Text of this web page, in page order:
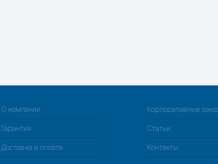
О компании Корпоративные
Гарантия Статьи
Доставка и оплата Контакты